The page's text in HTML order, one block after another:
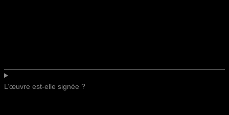
L’œuvre est-elle signée ?